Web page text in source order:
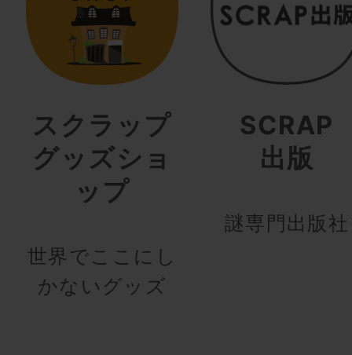
スクラップ
グッズショ
ップ
世界でここにし
かないグッズ
SCRAP
出版
謎専門出版社